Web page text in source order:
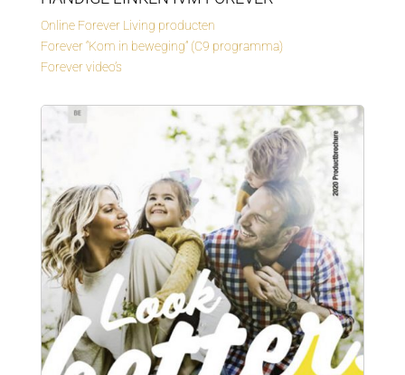
Online Forever Living producten
Forever “Kom in beweging” (C9 programma)
Forever video’s